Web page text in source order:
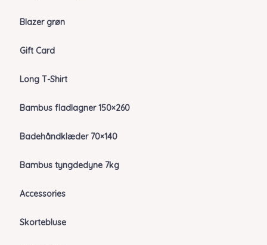
Blazer grøn
Gift Card
Long T-Shirt
Bambus fladlagner 150×260
Badehåndklæder 70×140
Bambus tyngdedyne 7kg
Accessories
Skortebluse